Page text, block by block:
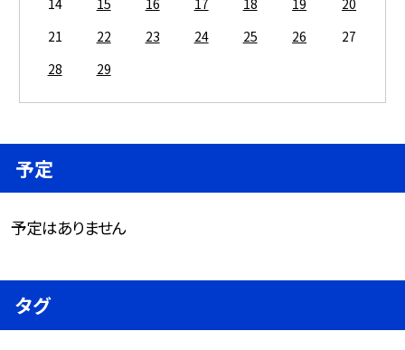
14
15 16 17 18 19
20
21
22 23 24 25 26
27
28
29
予定
予定はありません
タグ